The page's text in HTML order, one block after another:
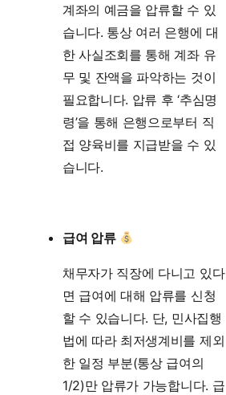
계좌의 예금을 압류할 수 있
습니다. 통상 여러 은행에 대
한 사실조회를 통해 계좌 유
무 및 잔액을 파악하는 것이
필요합니다. 압류 후 ‘추심명
령’을 통해 은행으로부터 직
접 양육비를 지급받을 수 있
습니다.
급여 압류
채무자가 직장에 다니고 있다
면 급여에 대해 압류를 신청
할 수 있습니다. 단, 민사집행
법에 따라 최저생계비를 제외
한 일정 부분(통상 급여의
1/2)만 압류가 가능합니다. 급